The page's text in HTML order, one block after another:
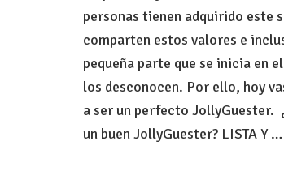
personas tienen adquirido este
comparten estos valores e
pequeña parte que se inicia en
los desconocen. Por ello, hoy
a ser un perfecto JollyGuester.
un buen JollyGuester? LISTA Y …